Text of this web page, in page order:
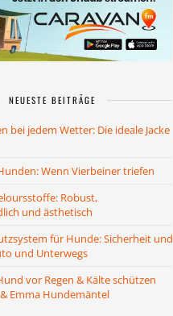
NEUESTE BEITRÄGE
bei jedem Wetter: Die ideale Jacke
Wenn Vierbeiner triefen
Robust,
und ästhetisch
für Hunde: Sicherheit und
und Unterwegs
vor Regen & Kälte schützen
Emma Hundemäntel